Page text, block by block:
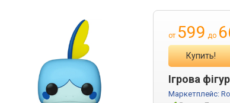
от 599 до
Купить!
Ігрова
Маркетплейс: